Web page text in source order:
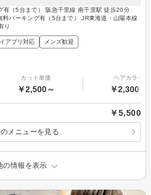
（5台まで） 阪急千里線 南千里駅 徒歩20分
パーキング有（5台まで） JR東海道・山陽本線
り
アプリ対応 メンズ歓迎
カット単価
￥2,500～
ヘアカラー
￥2,300～
￥5,500
メニューを見る
の情報を表示